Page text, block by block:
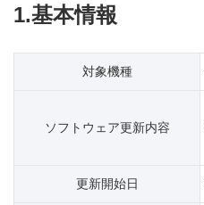
1.基本情報
対象機種
ソフトウェア更新内容
更新開始日